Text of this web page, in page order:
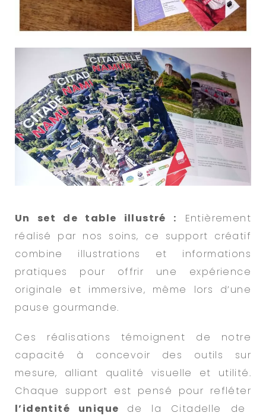
Un set de table illustré : Entièrement
réalisé par nos soins, ce support créatif
combine illustrations et informations
pratiques pour offrir une expérience
originale et immersive, même lors d’une
pause gourmande.
Ces réalisations témoignent de notre
capacité à concevoir des outils sur
mesure, alliant qualité visuelle et utilité.
Chaque support est pensé pour refléter
l’identité unique de la Citadelle de